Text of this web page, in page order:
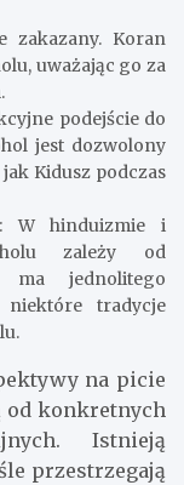
zakazany. Koran
uważając go za
podejście do
jest dozwolony
Kidusz podczas
: W hinduizmie i
zależy od
ma jednolitego
tradycje
na picie
od konkretnych
Istnieją
przestrzegają